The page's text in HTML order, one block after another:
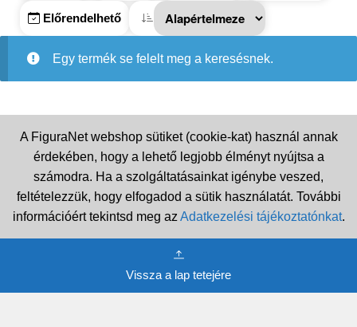
Előrendelhető
Egy termék se felelt meg a keresésnek.
A FiguraNet webshop sütiket (cookie-kat) használ annak
érdekében, hogy a lehető legjobb élményt nyújtsa a
számodra. Ha a szolgáltatásainkat igénybe veszed,
feltételezzük, hogy elfogadod a sütik használatát. További
információért tekintsd meg az Adatkezelési tájékoztatónkat.
Vissza a lap tetejére